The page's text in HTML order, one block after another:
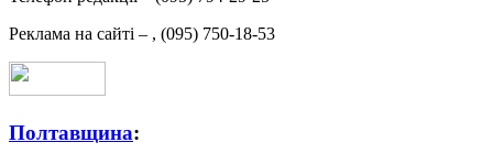
Реклама на сайті – , (095) 750-18-53
Полтавщина: